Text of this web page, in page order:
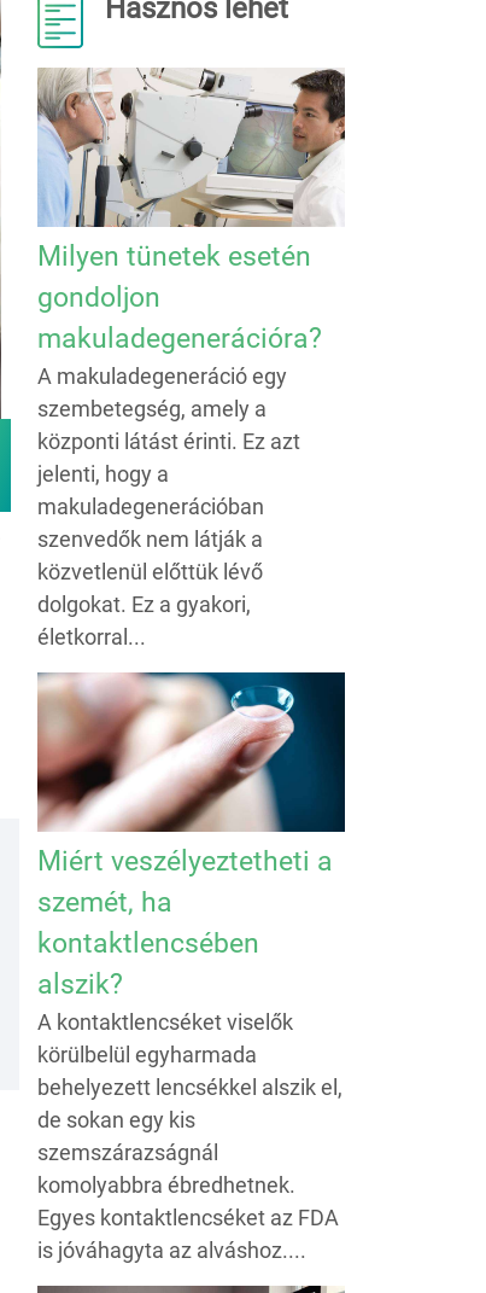
Hasznos lehet
Milyen tünetek esetén
gondoljon
makuladegenerációra?
A makuladegeneráció egy
szembetegség, amely a
központi látást érinti. Ez azt
jelenti, hogy a
makuladegenerációban
szenvedők nem látják a
közvetlenül előttük lévő
dolgokat. Ez a gyakori,
életkorral...
Miért veszélyeztetheti a
szemét, ha
kontaktlencsében
alszik?
A kontaktlencséket viselők
körülbelül egyharmada
behelyezett lencsékkel alszik el,
de sokan egy kis
szemszárazságnál
komolyabbra ébredhetnek.
Egyes kontaktlencséket az FDA
is jóváhagyta az alváshoz....